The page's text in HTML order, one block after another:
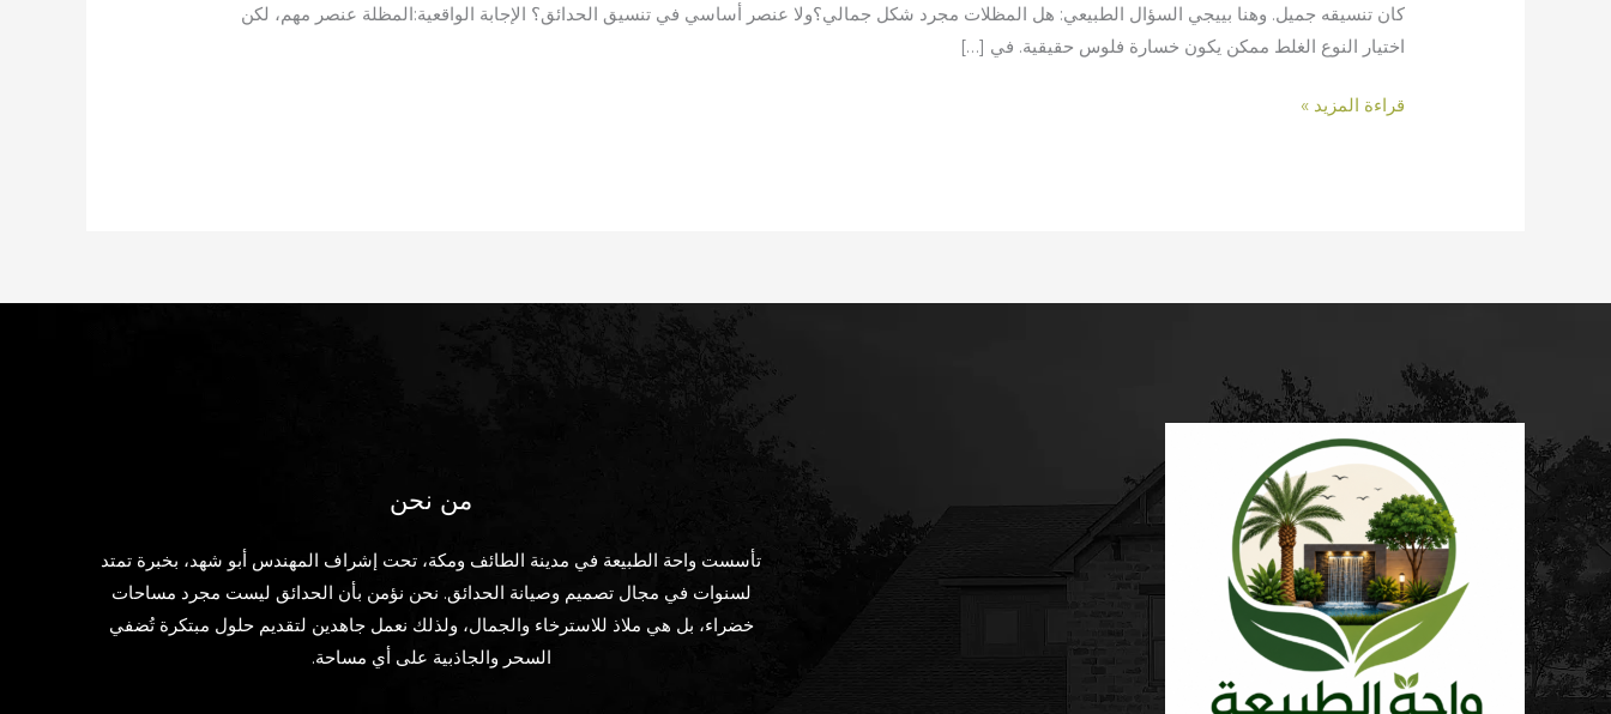
كان تنسيقه جميل. وهنا بييجي السؤال الطبيعي: هل المظلات مجرد شكل جمالي؟ولا عنصر أساسي في تنسيق الحدائق؟ الإجابة الواقعية:المظلة عنصر مهم، لكن
اختيار النوع الغلط ممكن يكون خسارة فلوس حقيقية. في […]
قراءة المزيد »
من نحن
تأسست واحة الطبيعة في مدينة الطائف ومكة، تحت إشراف المهندس أبو شهد، بخبرة تمتد
لسنوات في مجال تصميم وصيانة الحدائق. نحن نؤمن بأن الحدائق ليست مجرد مساحات
خضراء، بل هي ملاذ للاسترخاء والجمال، ولذلك نعمل جاهدين لتقديم حلول مبتكرة تُضفي
السحر والجاذبية على أي مساحة.